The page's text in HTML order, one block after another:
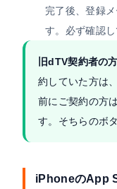
完了後、登録
す。必ず確認し
旧dTV契約者の
約していた方は
前にご契約の方
す。そちらのボ
iPhoneのApp